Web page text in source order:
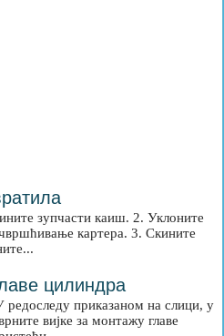
зупчасти каиш. 2. Уклоните
картера. 3. Скините
цилиндра
приказаном на слици, у
вијке за монтажу главе